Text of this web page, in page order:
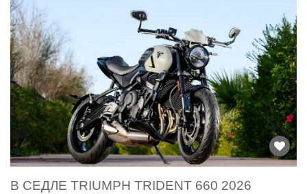
В СЕДЛЕ TRIUMPH TRIDENT 660 2026